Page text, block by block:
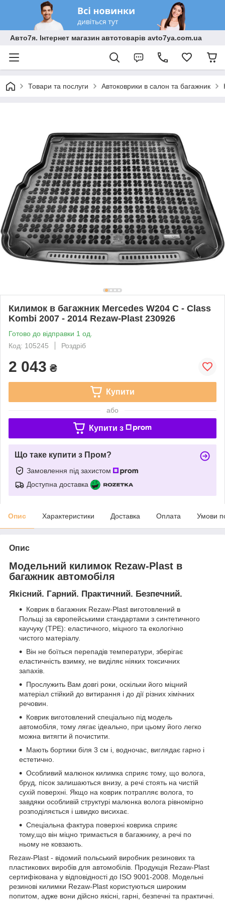
Авто7я. Інтернет магазин автотоварів avto7ya.com.ua
Товари та послуги Автоковрики в салон та багажник
Килимок в багажник Mercedes W204 C - Class
Kombi 2007 - 2014 Rezaw-Plast 230926
Готово до відправки 1 од.
Код: 105245
Роздріб
2 043 ₴
Купити
або
Купити з
Що таке купити з Пром?
Замовлення під захистом
Доступна доставка
Опис Характеристики Доставка Оплата Умови
Опис
Модельний килимок Rezaw-Plast в
багажник автомобіля
Якісний. Гарний. Практичний. Безпечний.
Коврик в багажник Rezaw-Plast виготовлений в
Польщі за європейськими стандартами з синтетичного
каучуку (ТРЕ): еластичного, міцного та екологічно
чистого матеріалу.
Він не боїться перепадів температури, зберігає
еластичність взимку, не виділяє ніяких токсичних
запахів.
Прослужить Вам довгі роки, оскільки його міцний
матеріал стійкий до витирання і до дії різних хімічних
речовин.
Коврик виготовлений спеціально під модель
автомобіля, тому лягає ідеально, при цьому його легко
можна витягти й почистити.
Мають бортики біля 3 см і, водночас, виглядає гарно і
естетично.
Особливий малюнок килимка сприяє тому, що волога,
бруд, пісок залишаються внизу, а речі стоять на чистій
сухій поверхні. Якщо на коврик потрапляє волога, то
завдяки особливій структурі малюнка волога рівномірно
розподіляється і швидко висихає.
Спеціальна фактура поверхні коврика сприяє
тому,що він міцно тримається в багажнику, а речі по
ньому не ковзають.
Rezaw-Plast - відомий польський виробник резинових та
пластикових виробів для автомобілів. Продукція Rezaw-Plast
сертифікована у відповідності до ISO 9001-2008. Модельні
резинові килимки Rezaw-Plast користуються широким
попитом, адже вони дійсно якісні, гарні, безпечні та практичні.